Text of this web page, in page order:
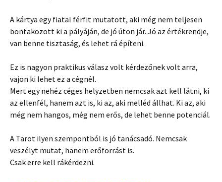
A kártya egy fiatal férfit mutatott, aki még nem teljesen
bontakozott ki a pályáján, de jó úton jár. Jó az értékrendje,
van benne tisztaság, és lehet rá építeni.
Ez is nagyon praktikus válasz volt kérdezőnek volt arra,
vajon ki lehet ez a cégnél.
Mert egy nehéz céges helyzetben nemcsak azt kell látni, ki
az ellenfél, hanem azt is, ki az, aki melléd állhat. Ki az, aki
még nem hangos, még nem erős, de lehet benne potenciál.
A Tarot ilyen szempontból is jó tanácsadó. Nemcsak
veszélyt mutat, hanem erőforrást is.
Csak erre kell rákérdezni.